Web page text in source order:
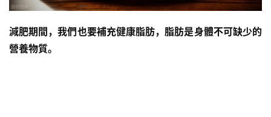
減肥期間，我們也要補充健康脂肪，脂肪是身體不可缺少的
營養物質。